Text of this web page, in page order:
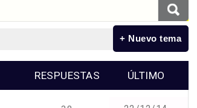
+ Nuevo tema
RESPUESTAS ÚLTIMO